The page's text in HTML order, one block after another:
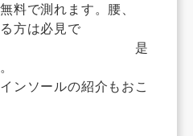
料で測れます。腰、
方は必見で
是
ンソールの紹介もおこ